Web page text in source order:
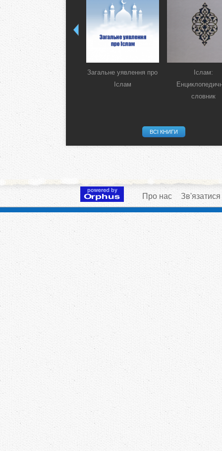
Загальне уявлення про
Іслам
Іслам:
словник
ВСІ КНИГИ
Про нас